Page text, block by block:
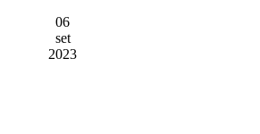
06
set
2023